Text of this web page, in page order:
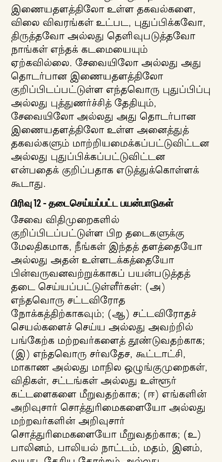
இணையதளத்திலோ உள்ள தகவல்களை,
விலை விவரங்கள் உட்பட, புதுப்பிக்கவோ,
திருத்தவோ அல்லது தெளிவுபடுத்தவோ
நாங்கள் எந்தக் கடமையையும்
ஏற்கவில்லை. சேவையிலோ அல்லது அது
தொடர்பான இணையதளத்திலோ
குறிப்பிடப்பட்டுள்ள எந்தவொரு புதுப்பிப்பு
அல்லது புத்துணர்ச்சித் தேதியும்,
சேவையிலோ அல்லது அது தொடர்பான
இணையதளத்திலோ உள்ள அனைத்துத்
தகவல்களும் மாற்றியமைக்கப்பட்டுவிட்டன
அல்லது புதுப்பிக்கப்பட்டுவிட்டன
என்பதைக் குறிப்பதாக எடுத்துக்கொள்ளக்
கூடாது.
பிரிவு 12 - தடைசெய்யப்பட்ட பயன்பாடுகள்
சேவை விதிமுறைகளில்
குறிப்பிடப்பட்டுள்ள பிற தடைகளுக்கு
மேலதிகமாக, நீங்கள் இந்தத் தளத்தையோ
அல்லது அதன் உள்ளடக்கத்தையோ
பின்வருவனவற்றுக்காகப் பயன்படுத்தத்
தடை செய்யப்பட்டுள்ளீர்கள்: (அ)
எந்தவொரு சட்டவிரோத
நோக்கத்திற்காகவும்; (ஆ) சட்டவிரோதச்
செயல்களைச் செய்ய அல்லது அவற்றில்
பங்கேற்க மற்றவர்களைத் தூண்டுவதற்காக;
(இ) எந்தவொரு சர்வதேச, கூட்டாட்சி,
மாகாண அல்லது மாநில ஒழுங்குமுறைகள்,
விதிகள், சட்டங்கள் அல்லது உள்ளூர்
கட்டளைகளை மீறுவதற்காக; (ஈ) எங்களின்
அறிவுசார் சொத்துரிமைகளையோ அல்லது
மற்றவர்களின் அறிவுசார்
சொத்துரிமைகளையோ மீறுவதற்காக; (உ)
பாலினம், பாலியல் நாட்டம், மதம், இனம்,